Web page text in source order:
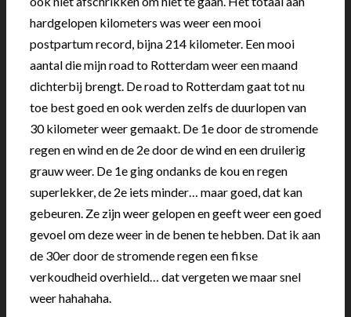
hardgelopen kilometers was weer een mooi
postpartum record, bijna 214 kilometer. Een mooi
aantal die mijn road to Rotterdam weer een maand
dichterbij brengt. De road to Rotterdam gaat tot nu
toe best goed en ook werden zelfs de duurlopen van
30 kilometer weer gemaakt. De 1e door de stromende
regen en wind en de 2e door de wind en een druilerig
grauw weer. De 1e ging ondanks de kou en regen
superlekker, de 2e iets minder… maar goed, dat kan
gebeuren. Ze zijn weer gelopen en geeft weer een goed
gevoel om deze weer in de benen te hebben. Dat ik aan
de 30er door de stromende regen een fikse
verkoudheid overhield… dat vergeten we maar snel
weer hahahaha.